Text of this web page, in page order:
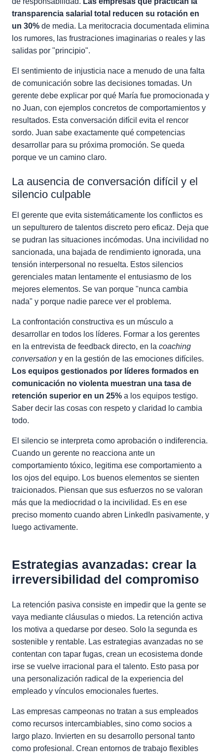
transparencia salarial total reducen su rotación en
un 30% de media. La meritocracia documentada elimina
los rumores, las frustraciones imaginarias o reales y las
salidas por "principio".
El sentimiento de injusticia nace a menudo de una falta
de comunicación sobre las decisiones tomadas. Un
gerente debe explicar por qué María fue promocionada y
no Juan, con ejemplos concretos de comportamientos y
resultados. Esta conversación difícil evita el rencor
sordo. Juan sabe exactamente qué competencias
desarrollar para su próxima promoción. Se queda
porque ve un camino claro.
La ausencia de conversación difícil y el
silencio culpable
El gerente que evita sistemáticamente los conflictos es
un sepulturero de talentos discreto pero eficaz. Deja que
se pudran las situaciones incómodas. Una incivilidad no
sancionada, una bajada de rendimiento ignorada, una
tensión interpersonal no resuelta. Estos silencios
gerenciales matan lentamente el entusiasmo de los
mejores elementos. Se van porque "nunca cambia
nada" y porque nadie parece ver el problema.
La confrontación constructiva es un músculo a
desarrollar en todos los líderes. Formar a los gerentes
en la entrevista de feedback directo, en la coaching
conversation y en la gestión de las emociones difíciles.
Los equipos gestionados por líderes formados en
comunicación no violenta muestran una tasa de
retención superior en un 25% a los equipos testigo.
Saber decir las cosas con respeto y claridad lo cambia
todo.
El silencio se interpreta como aprobación o indiferencia.
Cuando un gerente no reacciona ante un
comportamiento tóxico, legitima ese comportamiento a
los ojos del equipo. Los buenos elementos se sienten
traicionados. Piensan que sus esfuerzos no se valoran
más que la mediocridad o la incivilidad. Es en ese
preciso momento cuando abren LinkedIn pasivamente, y
luego activamente.
Estrategias avanzadas: crear la
irreversibilidad del compromiso
La retención pasiva consiste en impedir que la gente se
vaya mediante cláusulas o miedos. La retención activa
los motiva a quedarse por deseo. Solo la segunda es
sostenible y rentable. Las estrategias avanzadas no se
contentan con tapar fugas, crean un ecosistema donde
irse se vuelve irracional para el talento. Esto pasa por
una personalización radical de la experiencia del
empleado y vínculos emocionales fuertes.
Las empresas campeonas no tratan a sus empleados
como recursos intercambiables, sino como socios a
largo plazo. Invierten en su desarrollo personal tanto
como profesional. Crean entornos de trabajo flexibles